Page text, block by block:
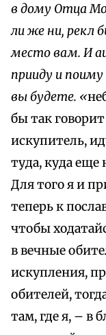
в дому Отца
ли же ни, рекл
место вам. И
nрииду и поиму
вы будете. «
бы так
искупитель,
туда, куда еще
Для того я и
теперь к
чтобы
в вечные
искупления,
обителей,
там, где я, – в